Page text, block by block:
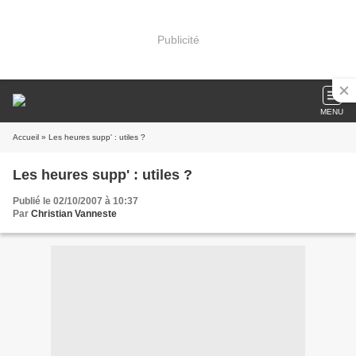
Publicité
MENU
Accueil » Les heures supp' : utiles ?
Les heures supp' : utiles ?
Publié le 02/10/2007 à 10:37
Par Christian Vanneste